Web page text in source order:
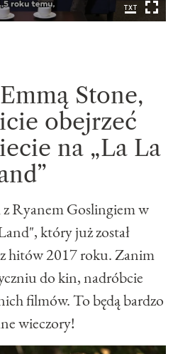
Stone,
obejrzeć
na „La La
z Ryanem Goslingiem w
który już został
hitów 2017 roku. Zanim
do kin, nadróbcie
filmów. To będą bardzo
wieczory!